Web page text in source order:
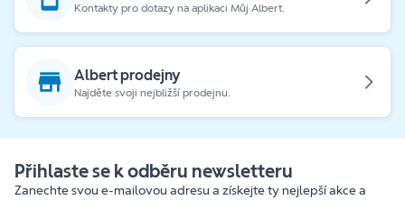
Kontakty pro dotazy na aplikaci Můj Albert.
Albert prodejny
Najděte svoji nejbližší prodejnu.
Přihlaste se k odběru newsletteru
Zanechte svou e-mailovou adresu a získejte ty nejlepší akce a